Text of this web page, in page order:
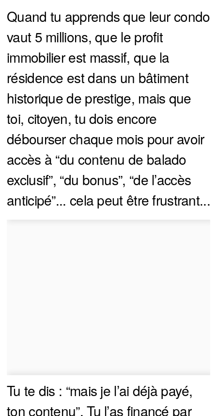
Quand tu apprends que leur condo
vaut 5 millions, que le profit
immobilier est massif, que la
résidence est dans un bâtiment
historique de prestige, mais que
toi, citoyen, tu dois encore
débourser chaque mois pour avoir
accès à “du contenu de balado
exclusif”, “du bonus”, “de l’accès
anticipé”... cela peut être frustrant...
Tu te dis : “mais je l’ai déjà payé,
ton contenu”. Tu l’as financé par